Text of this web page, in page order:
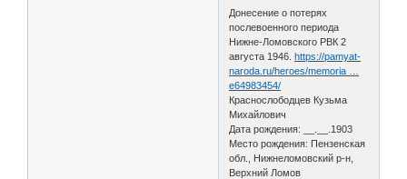
Донесение о потерях
послевоенного периода
Нижне-Ломовского РВК 2
августа 1946.https://pamyat-
naroda.ru/heroes/memoria …
e64983454/
Краснослободцев Кузьма
Михайлович
Дата рождения: __.__.1903
Место рождения: Пензенская
обл., Нижнеломовский р-н,
Верхний Ломов